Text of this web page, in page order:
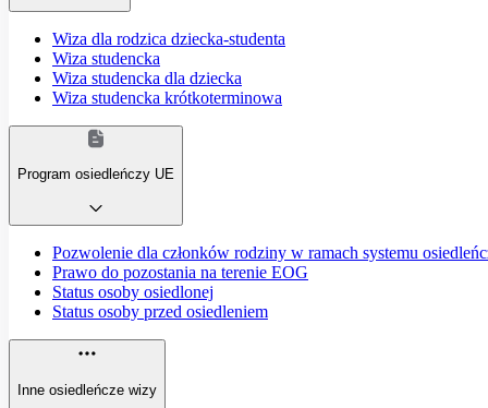
Wiza dla rodzica dziecka-studenta
Wiza studencka
Wiza studencka dla dziecka
Wiza studencka krótkoterminowa
Program osiedleńczy UE
Pozwolenie dla członków rodziny w ramach systemu
Prawo do pozostania na terenie EOG
Status osoby osiedlonej
Status osoby przed osiedleniem
Inne osiedleńcze wizy